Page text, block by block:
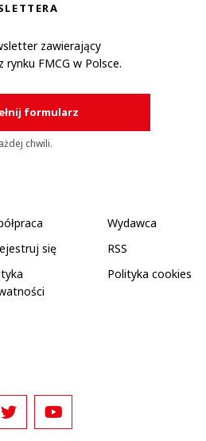
zawierający
FMCG w Polsce.
formularz
chwili.
Wydawca
się
RSS
Polityka cookies